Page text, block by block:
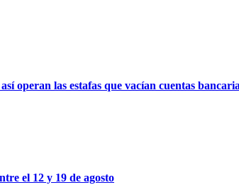
operan las estafas que vacían cuentas
el 12 y 19 de agosto